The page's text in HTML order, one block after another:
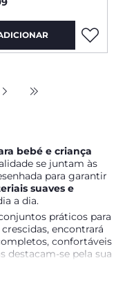
bebé e criança
se juntam às
para garantir
suaves e
a dia.
práticos para
encontrará
confortáveis
destacam-se pela sua